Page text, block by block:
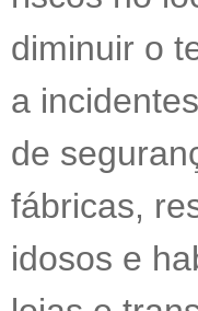
diminuir o
a
de
fábricas,
idosos e